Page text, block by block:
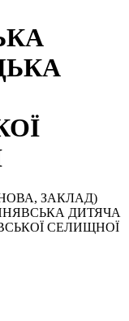
ЗАКЛАД)
ДИТЯЧА
СЕЛИЩНОЇ